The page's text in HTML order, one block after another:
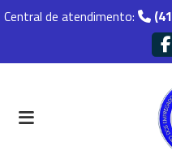
Central de atendimento: